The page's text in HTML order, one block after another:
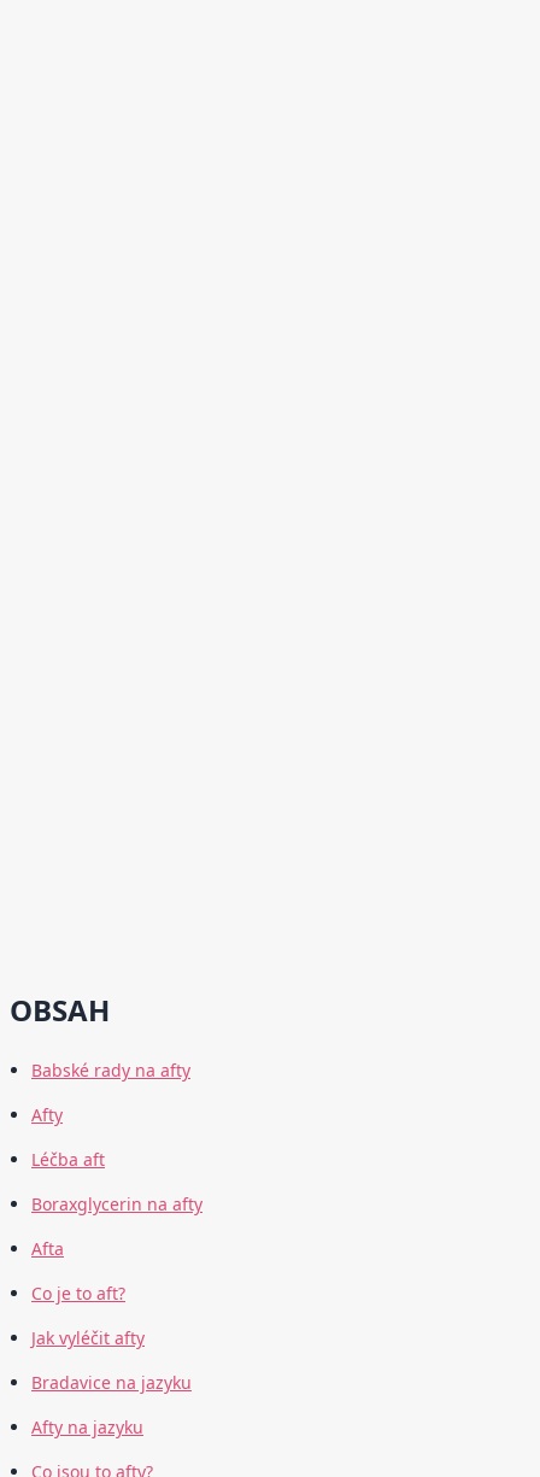
OBSAH
Babské rady na afty
Afty
Léčba aft
Boraxglycerin na afty
Afta
Co je to aft?
Jak vyléčit afty
Bradavice na jazyku
Afty na jazyku
Co jsou to afty?